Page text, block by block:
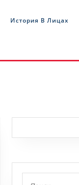
История В Лицах